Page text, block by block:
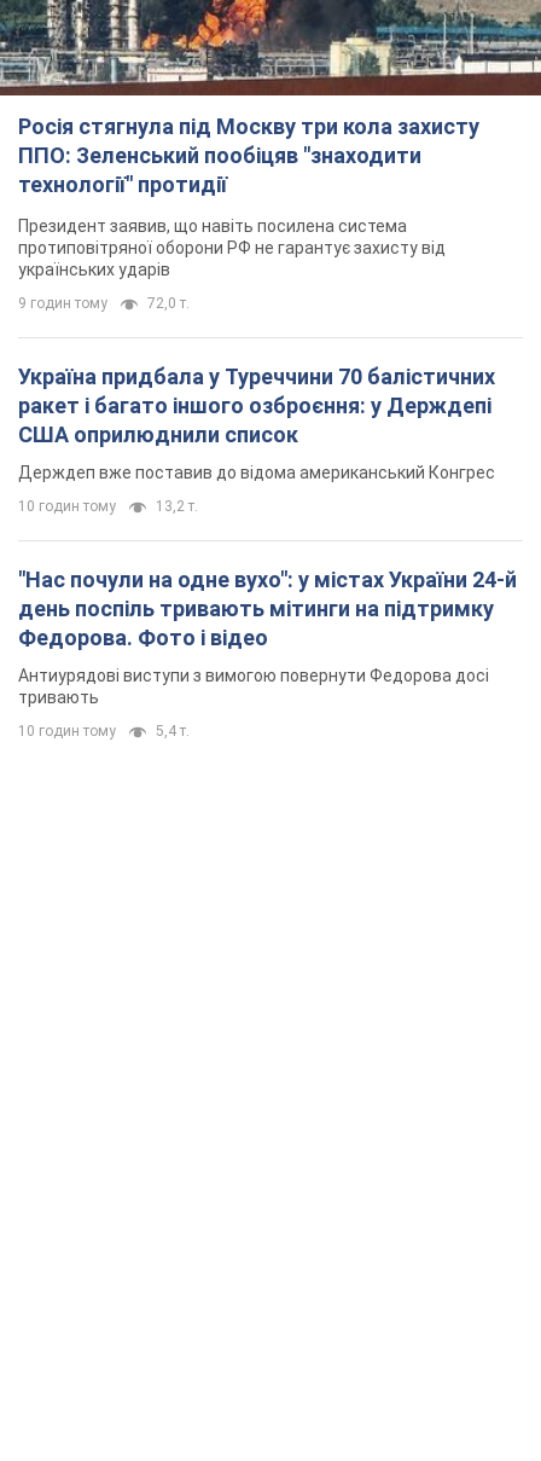
Росія стягнула під Москву три кола захисту
ППО: Зеленський пообіцяв "знаходити
технології" протидії
Президент заявив, що навіть посилена система
протиповітряної оборони РФ не гарантує захисту від
українських ударів
9 годин тому 72,0 т.
Україна придбала у Туреччини 70 балістичних
ракет і багато іншого озброєння: у Держдепі
США оприлюднили список
Держдеп вже поставив до відома американський Конгрес
10 годин тому 13,2 т.
"Нас почули на одне вухо": у містах України 24-й
день поспіль тривають мітинги на підтримку
Федорова. Фото і відео
Антиурядові виступи з вимогою повернути Федорова досі
тривають
10 годин тому 5,4 т.